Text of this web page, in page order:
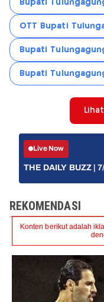
Bupati
OTT Bupati
Bupati
Bupati
Live Now
THE DAILY BUZZ |